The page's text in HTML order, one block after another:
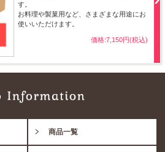
す。
お料理や製菓用など、さまざまな用途にお
使いいただけます。
価格:7,150円(税込)
商品一覧